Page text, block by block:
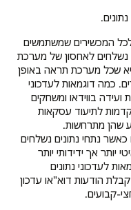
המכשירים שמשתמשים
נשלחים לאחסון של מערכת
שכל מערכת תראה באופן
כמה דוגמאות לעדכוני
ועידה בווידאו ומשחקים
לתיעוד עסקאות
שהן מתרחשות.
כאשר נתחי נתונים נשלחים
יותר אך ידידותי יותר
לעדכוני נתונים
קבלת הודעות דוא"או עדכון
קבועים.